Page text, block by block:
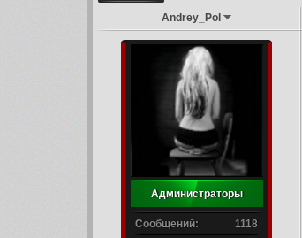
Andrey_Pol
Администраторы
Сообщений:
1118